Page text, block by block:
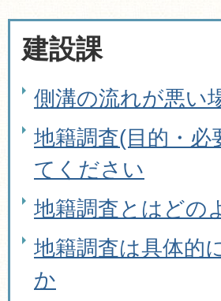
建設課
側溝の流れが悪い
地籍調査(目的・
てください
地籍調査とはどの
地籍調査は具体的
か